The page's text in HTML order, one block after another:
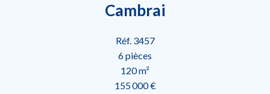
Cambrai
Réf. 3457
6 pièces
120 m²
155 000 €